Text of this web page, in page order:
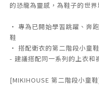
的恐龍為靈感，為鞋子的世界
・ 專為已開始學習跳躍、奔
鞋
・ 搭配衛衣的第二階段小童
- 建議搭配同一系列的上衣和
[MIKIHOUSE 第二階段小童